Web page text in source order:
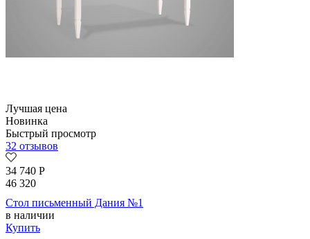
Лучшая цена
Новинка
Быстрый просмотр
32 отзывов
34 740 Р
46 320
Стол письменный Дания №1
в наличии
Купить